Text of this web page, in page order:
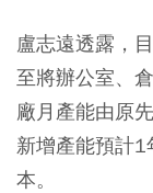
盧志遠透露，
至將辦公室、
廠月產能由原
新增產能預計
本。